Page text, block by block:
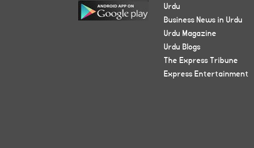
Urdu
Business News in Urdu
Urdu Magazine
Urdu Blogs
The Express Tribune
Express Entertainment